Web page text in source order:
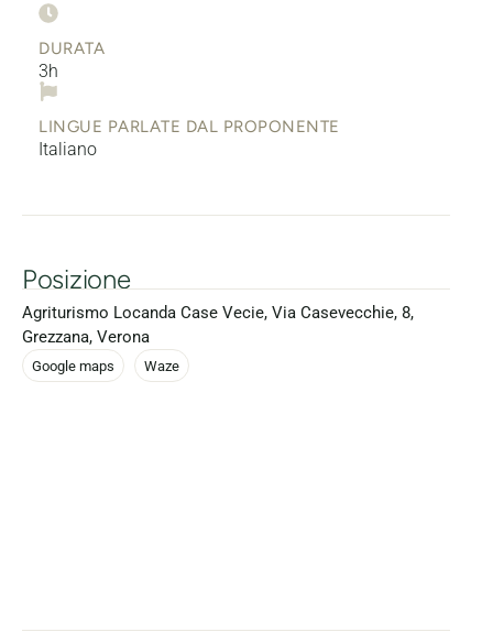
DURATA
3h
LINGUE PARLATE DAL PROPONENTE
Italiano
Posizione
Agriturismo Locanda Case Vecie, Via Casevecchie, 8,
Grezzana, Verona
Google maps Waze